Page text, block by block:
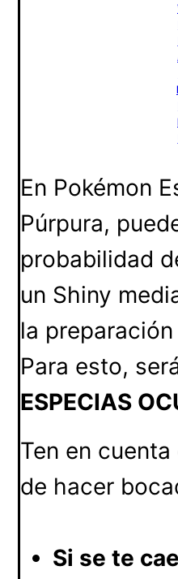
En Pokémon
Púrpura,
probabilidad
un Shiny
la
Para esto,
ESPECIAS
Ten en
de hacer
Si se te